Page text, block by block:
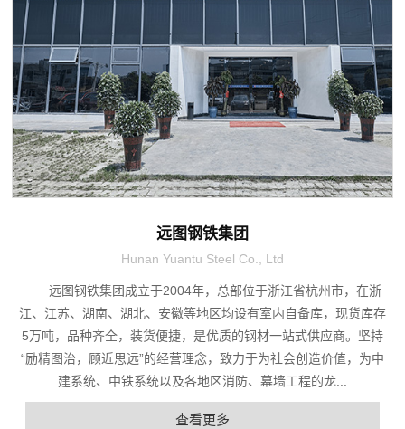
远图钢铁集团
Hunan Yuantu Steel Co., Ltd
远图钢铁集团成立于2004年，总部位于浙江省杭州市，在浙
江、江苏、湖南、湖北、安徽等地区均设有室内自备库，现货库存
5万吨，品种齐全，装货便捷，是优质的钢材一站式供应商。坚持
“励精图治，顾近思远”的经营理念，致力于为社会创造价值，为中
建系统、中铁系统以及各地区消防、幕墙工程的龙...
查看更多